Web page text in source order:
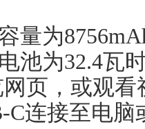
量为
池为32.4瓦
页，或观
C连接至电